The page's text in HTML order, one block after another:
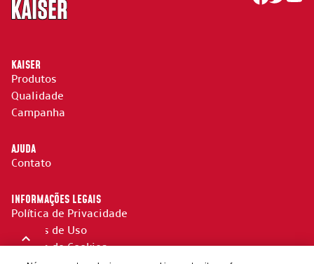
KAISER
Produtos
Qualidade
Campanha
AJUDA
Contato
INFORMAÇÕES LEGAIS
Política de Privacidade
Termos de Uso
Política de Cookies